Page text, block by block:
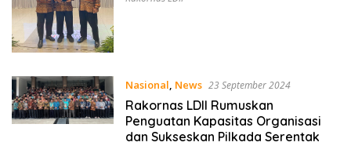
Nasional, News 23 September 2024
Rakornas LDII Rumuskan
Penguatan Kapasitas Organisasi
dan Sukseskan Pilkada Serentak